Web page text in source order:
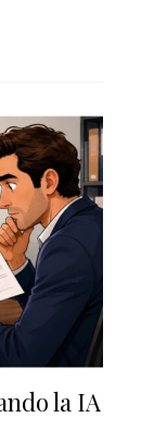
la IA